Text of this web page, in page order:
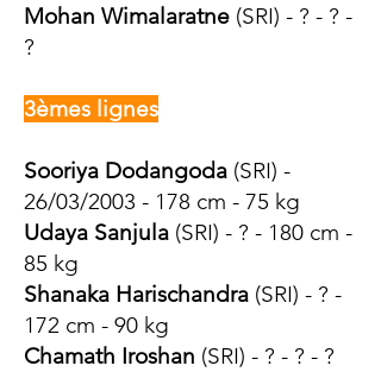
Mohan Wimalaratne (SRI) - ? - ? -
?
3èmes lignes
Sooriya Dodangoda (SRI) -
26/03/2003 - 178 cm - 75 kg
Udaya Sanjula (SRI) - ? - 180 cm -
85 kg
Shanaka Harischandra (SRI) - ? -
172 cm - 90 kg
Chamath Iroshan (SRI) - ? - ? - ?